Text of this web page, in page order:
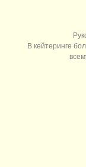
В кейтеринге